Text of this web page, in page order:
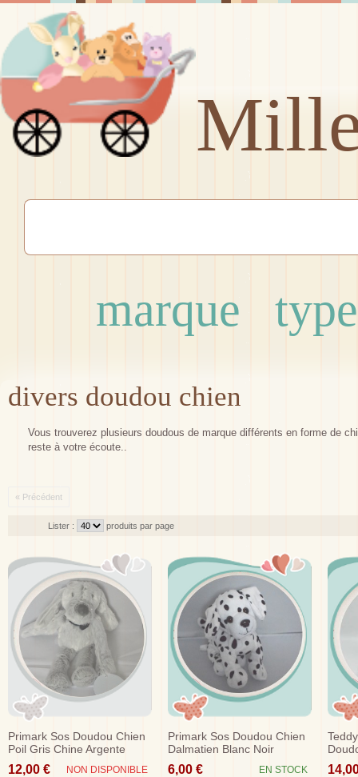
marque type
divers doudou chien
Vous trouverez plusieurs doudous de marque différents en forme de
reste à votre écoute..
« Précédent
Lister : produits par page
Primark Sos Doudou Chien
Poil Gris Chine Argente
12,00 € NON DISPONIBLE
Primark Sos Doudou Chien
Dalmatien Blanc Noir
6,00 € EN STOCK
Poil